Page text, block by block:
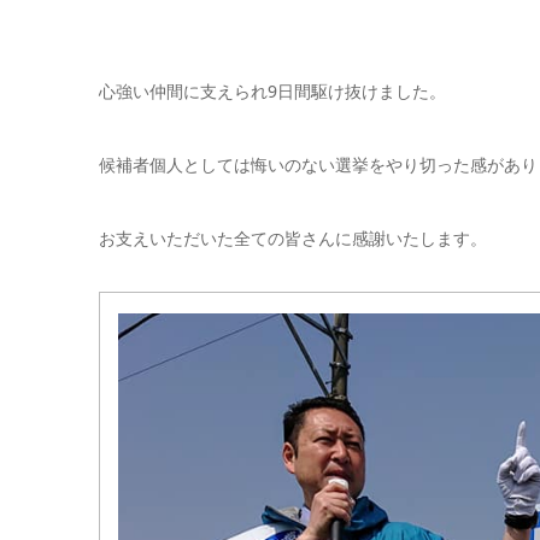
心強い仲間に支えられ9日間駆け抜けました。
候補者個人としては悔いのない選挙をやり切った感があ
お支えいただいた全ての皆さんに感謝いたします。